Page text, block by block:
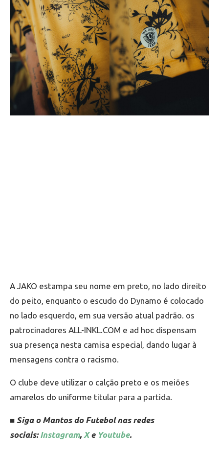
A JAKO estampa seu nome em preto, no lado direito
do peito, enquanto o escudo do Dynamo é colocado
no lado esquerdo, em sua versão atual padrão. os
patrocinadores ALL-INKL.COM e ad hoc dispensam
sua presença nesta camisa especial, dando lugar à
mensagens contra o racismo.
O clube deve utilizar o calção preto e os meiões
amarelos do uniforme titular para a partida.
■ Siga o Mantos do Futebol nas redes
sociais:Instagram, Xe Youtube.